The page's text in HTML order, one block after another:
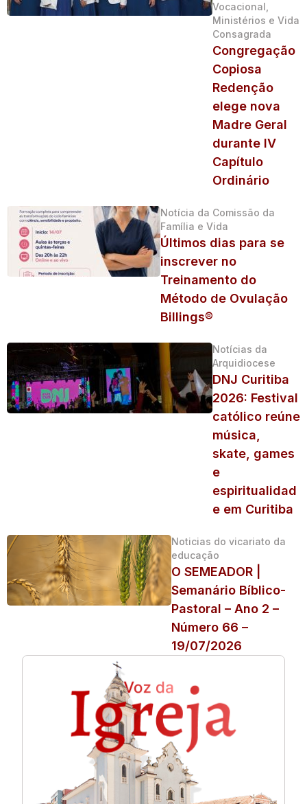
Vocacional,
Ministérios e Vida
Consagrada
Congregação
Copiosa
Redenção
elege nova
Madre Geral
durante IV
Capítulo
Ordinário
Notícia da Comissão da
Família e Vida
Últimos dias para se
inscrever no
Treinamento do
Método de Ovulação
Billings®
Notícias da
Arquidiocese
DNJ Curitiba
2026: Festival
católico reúne
música,
skate, games
e
espiritualidad
e em Curitiba
Noticias do vicariato da
educação
O SEMEADOR |
Semanário Bíblico-
Pastoral – Ano 2 –
Número 66 –
19/07/2026